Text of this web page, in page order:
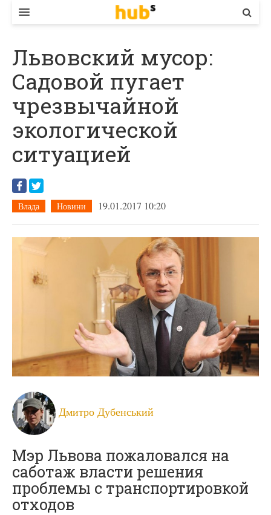
ЕКОНОМІКА
БІЗНЕС
СТАРТЕР
КОНТАКТИ
Львовский мусор:
Садовой пугает
чрезвычайной
экологической
ситуацией
Влада Новини 19.01.2017 10:20
Дмитро Дубенський
Мэр Львова пожаловался на
саботаж власти решения
проблемы с транспортировкой
отходов